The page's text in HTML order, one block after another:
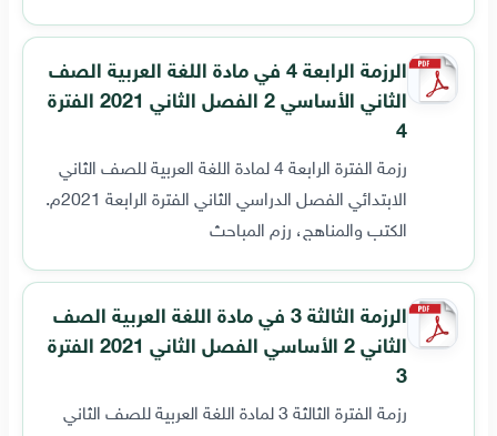
الرزمة الرابعة 4 في مادة اللغة العربية الصف
الثاني الأساسي 2 الفصل الثاني 2021 الفترة
4
رزمة الفترة الرابعة 4 لمادة اللغة العربية للصف الثاني
الابتدائي الفصل الدراسي الثاني الفترة الرابعة 2021م.
الكتب والمناهج، رزم المباحث
الرزمة الثالثة 3 في مادة اللغة العربية الصف
الثاني 2 الأساسي الفصل الثاني 2021 الفترة
3
رزمة الفترة الثالثة 3 لمادة اللغة العربية للصف الثاني